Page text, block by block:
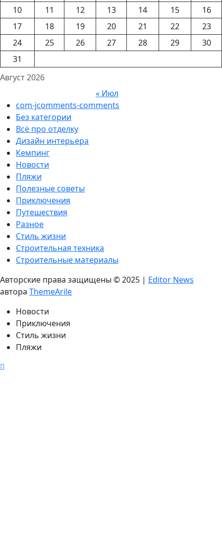
Август 2026
10 11 12 13 14 15
16
17
18 19 20 21 22
23
24
25 26 27 28 29
30
31
« Июл
com-jcomments-comments
Без категории
Всё про отделку
Дизайн интерьера
Кемпинг
Новости
Пляжи
Полезные советы
Приключения
Путешествия
Разное
Стиль жизни
Строительная техника
Строительные материалы
Авторские права защищены © 2025 | Editor News
автора ThemeArile
Новости
Приключения
Стиль жизни
Пляжи